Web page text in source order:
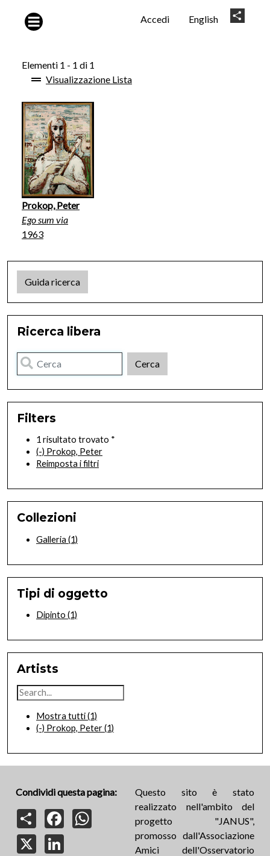
User
Accedi English
Elementi 1 - 1 di 1
Visualizzazione Lista
Prokop, Peter
Ego sum via
1963
Guida ricerca
Ricerca libera
Filters
1 risultato trovato *
(-) Prokop, Peter
Reimposta i filtri
Collezioni
Galleria (1)
Tipi di oggetto
Dipinto (1)
Artists
Mostra tutti(1)
(-) Prokop, Peter(1)
Condividi questa pagina:
Share
FacebookWhatsApp
Questo sito è stato
realizzato nell'ambito del
progetto "JANUS",
promosso dall'Associazione
Amici dell'Osservatorio